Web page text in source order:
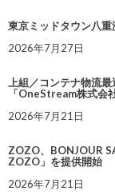
東京ミッドタウン八
2026年7月27日
上組／コンテナ物流
「OneStream株式会
2026年7月21日
ZOZO、BONJOUR
ZOZO」を提供開始
2026年7月21日